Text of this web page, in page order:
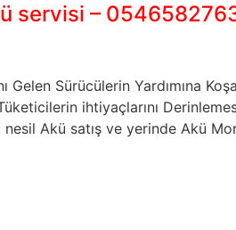
servisi –
Gelen Sürücülerin Yardımına
ihtiyaçlarını
Akü satış ve yerinde Akü